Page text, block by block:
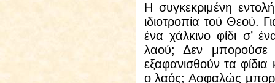
Η συγκεκριμένη
ιδιοτροπία τού Θεού.
ένα χάλκινο φίδι σ’
λαού; Δεν
εξαφανισθούν τα
ο λαός; Ασφαλώς